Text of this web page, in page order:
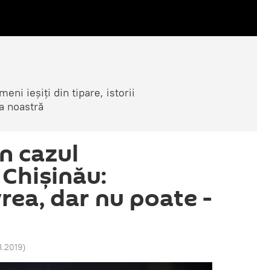
ieșiți din tipare, istorii
noastră
cazul
dar nu poate -
)